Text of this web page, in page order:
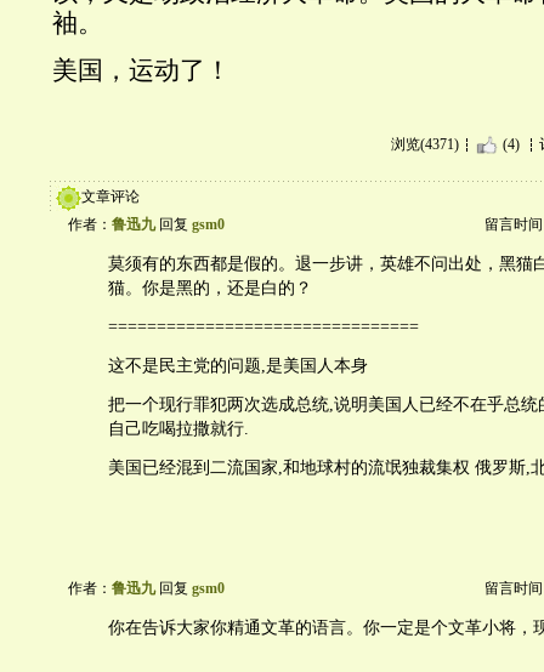
袖。
美国，运动了！
浏览(4371) (4)
文章评论
作者： 鲁迅九回复 gsm0 留言时间
莫须有的东西都是假的。退一步讲，英雄不问出处，黑猫
猫。你是黑的，还是白的？
================================
这不是民主党的问题,是美国人本身
把一个现行罪犯两次选成总统,说明美国人已经不在乎总统
自己吃喝拉撒就行.
美国已经混到二流国家,和地球村的流氓独裁集权 俄罗斯,
作者： 鲁迅九回复 gsm0 留言时间
你在告诉大家你精通文革的语言。你一定是个文革小将，